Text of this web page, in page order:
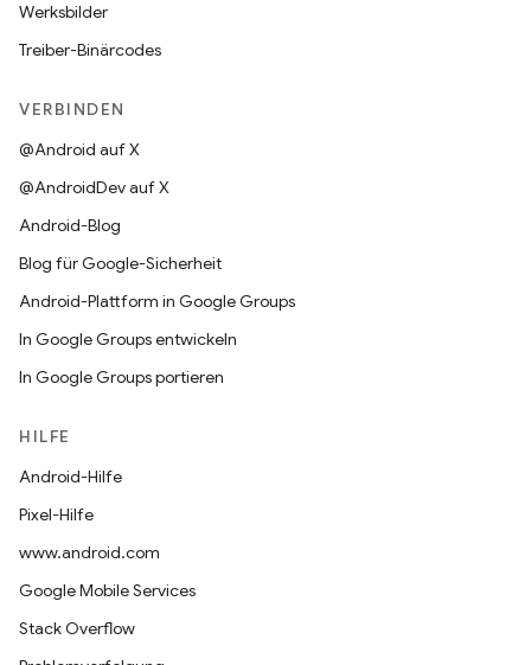
Werksbilder
Treiber-Binärcodes
VERBINDEN
@Android auf X
@AndroidDev auf X
Android-Blog
Blog für Google-Sicherheit
Android-Plattform in Google Groups
In Google Groups entwickeln
In Google Groups portieren
HILFE
Android-Hilfe
Pixel-Hilfe
www.android.com
Google Mobile Services
Stack Overflow